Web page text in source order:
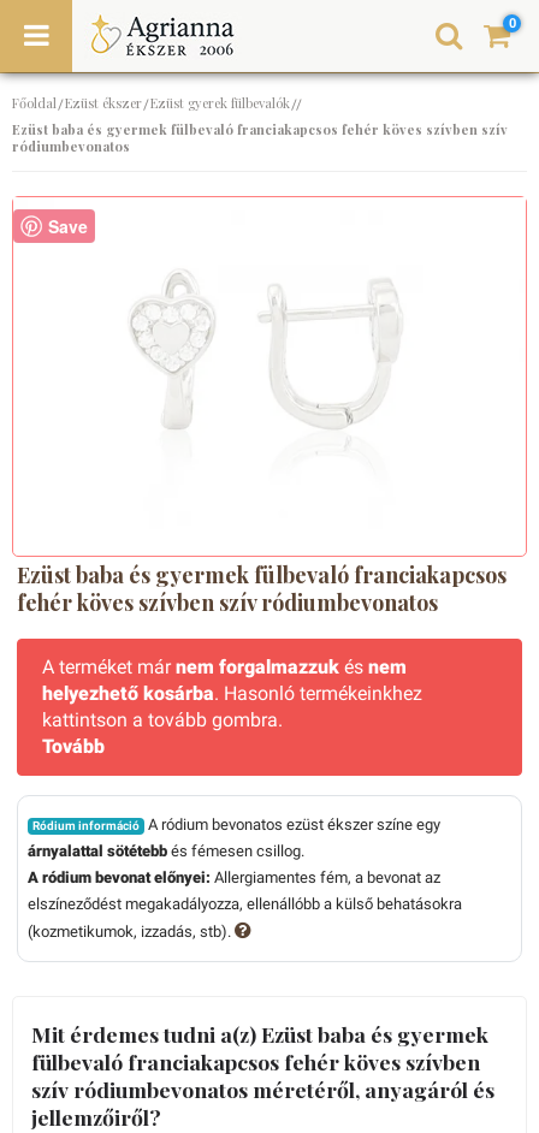
0
Főoldal/Ezüst ékszer/Ezüst gyerek fülbevalók//
Ezüst baba és gyermek fülbevaló franciakapcsos fehér köves szívben szív
ródiumbevonatos
Save
Ezüst baba és gyermek fülbevaló franciakapcsos
fehér köves szívben szív ródiumbevonatos
A terméket márnem forgalmazzuk és nem
helyezhető kosárba. Hasonló termékeinkhez
kattintson a tovább gombra.
Tovább
Ródium információ A ródium bevonatos ezüst ékszer színe egy
árnyalattal sötétebb és fémesen csillog.
A ródium bevonat előnyei: Allergiamentes fém, a bevonat az
elszíneződést megakadályozza, ellenállóbb a külső behatásokra
(kozmetikumok, izzadás, stb).
Mit érdemes tudni a(z) Ezüst baba és gyermek
fülbevaló franciakapcsos fehér köves szívben
szív ródiumbevonatos méretéről, anyagáról és
jellemzőiről?